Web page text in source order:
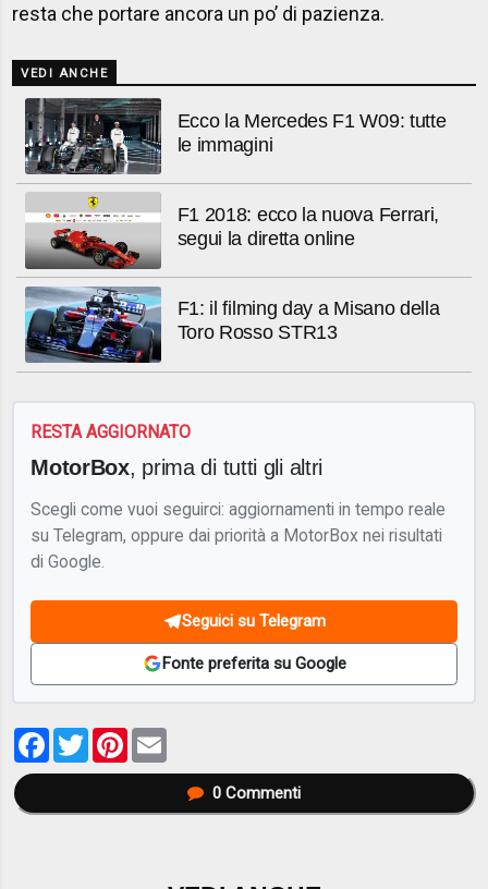
resta che portare ancora un po’ di pazienza.
VEDI ANCHE
Ecco la Mercedes F1 W09: tutte
le immagini
F1 2018: ecco la nuova Ferrari,
segui la diretta online
F1: il filming day a Misano della
Toro Rosso STR13
RESTA AGGIORNATO
MotorBox, prima di tutti gli altri
Scegli come vuoi seguirci: aggiornamenti in tempo reale
su Telegram, oppure dai priorità a MotorBox nei risultati
di Google.
Seguici su Telegram
Fonte preferita su Google
Facebook
TwitterPinterest
0Commenti